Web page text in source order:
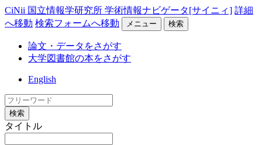
CiNii 国立情報学研究所 学術情報ナビゲータ[サイニィ] 詳細
へ移動 検索フォームへ移動 メニュー 検索
論文・データをさがす
大学図書館の本をさがす
English
検索
タイトル